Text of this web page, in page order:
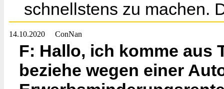
schnellstens zu machen.
14.10.2020 ConNan
F: Hallo, ich komme aus
beziehe wegen einer